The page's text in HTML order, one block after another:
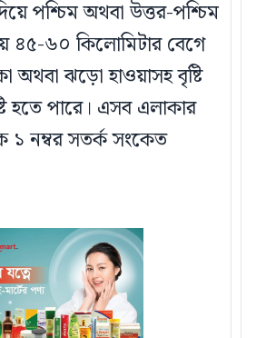
পশ্চিম অথবা উত্তর-পশ্চিম
৪৫-৬০ কিলোমিটার বেগে
অথবা ঝড়ো হাওয়াসহ বৃষ্টি
হতে পারে। এসব এলাকার
১ নম্বর সতর্ক সংকেত